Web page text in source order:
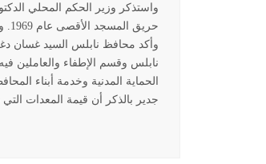
واستذكر وزير الحكم المحلي
حريق المسجد الأقصى عام 1969. وعبّر حجاوي عن تقديره وشكره لبلدية نابلس بكافة طواقمها والعاملين فيها
وأكد محافظ نابلس السيد غسان
نابلس وقسم الإطفاء والعاملين
الحماية المدنية وخدمة أبناء
جدير بالذكر أن قيمة المعدات التي تبرعت بها